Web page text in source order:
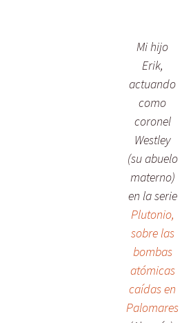
Mi hijo
Erik,
actuando
como
coronel
Westley
(su abuelo
materno)
en la serie
Plutonio,
sobre las
bombas
atómicas
caídas en
Palomares